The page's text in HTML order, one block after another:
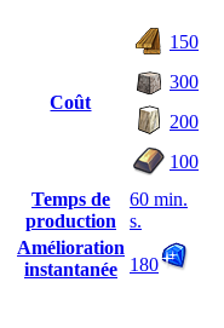
Coût
150
300
200
100
Temps de
production
60 min.
s.
Amélioration
instantanée
180